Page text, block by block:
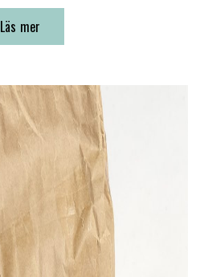
Läs mer